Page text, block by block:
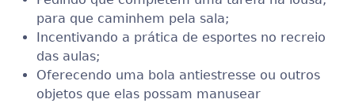
para que caminhem pela sala;
Incentivando a prática de esportes no recreio
das aulas;
Oferecendo uma bola antiestresse ou outros
objetos que elas possam manusear